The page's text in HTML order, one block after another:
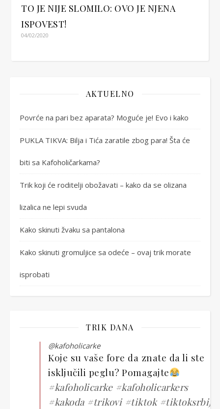
TO JE NIJE SLOMILO: OVO JE NJENA
ISPOVEST!
04/02/2020
AKTUELNO
Povrće na pari bez aparata? Moguće je! Evo i kako
PUKLA TIKVA: Bilja i Tića zaratile zbog para! Šta će
biti sa Kafoholičarkama?
Trik koji će roditelji obožavati – kako da se olizana
lizalica ne lepi svuda
Kako skinuti žvaku sa pantalona
Kako skinuti gromuljice sa odeće – ovaj trik morate
isprobati
TRIK DANA
@kafoholicarke
Koje su vaše fore da znate da li ste
isključili peglu? Pomagajte
#kafoholicarke #kafoholicarkers
#kakoda #trikovi #tiktok #tiktoksrbija